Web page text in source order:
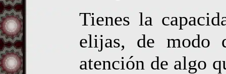
Tienes la
elijas, de modo
atención de algo